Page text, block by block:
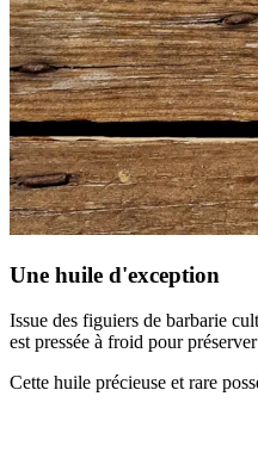
Une huile d'exception
Issue des figuiers de barbarie
est pressée à froid pour
Cette huile précieuse et rare